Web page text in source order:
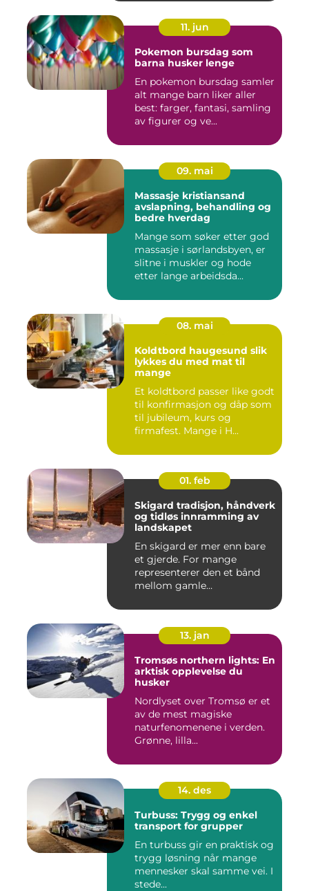
11. jun
Pokemon bursdag som
barna husker lenge
En pokemon bursdag samler
alt mange barn liker aller
best: farger, fantasi, samling
av figurer og ve...
09. mai
Massasje kristiansand
avslapning, behandling og
bedre hverdag
Mange som søker etter god
massasje i sørlandsbyen, er
slitne i muskler og hode
etter lange arbeidsda...
08. mai
Koldtbord haugesund slik
lykkes du med mat til
mange
Et koldtbord passer like godt
til konfirmasjon og dåp som
til jubileum, kurs og
firmafest. Mange i H...
01. feb
Skigard tradisjon, håndverk
og tidløs innramming av
landskapet
En skigard er mer enn bare
et gjerde. For mange
representerer den et bånd
mellom gamle
13. jan
Tromsøs northern lights: En
arktisk opplevelse du
husker
Nordlyset over Tromsø er et
av de mest magiske
naturfenomenene i verden.
Grønne, lilla...
14. des
Turbuss: Trygg og enkel
transport for grupper
En turbuss gir en praktisk og
trygg løsning når mange
mennesker skal samme vei. I
stede...